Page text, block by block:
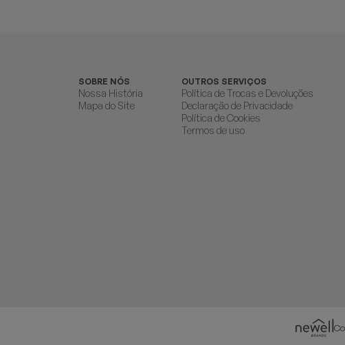
SOBRE NÓS
Nossa História
Mapa do Site
OUTROS SERVIÇOS
Política de Trocas e Devoluções
Declaração de Privacidade
Política de Cookies
Termos de uso